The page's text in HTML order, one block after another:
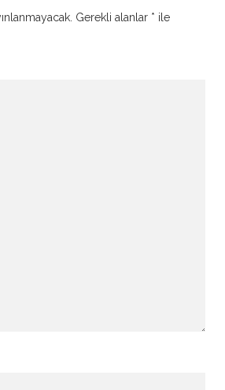
Gerekli alanlar * ile